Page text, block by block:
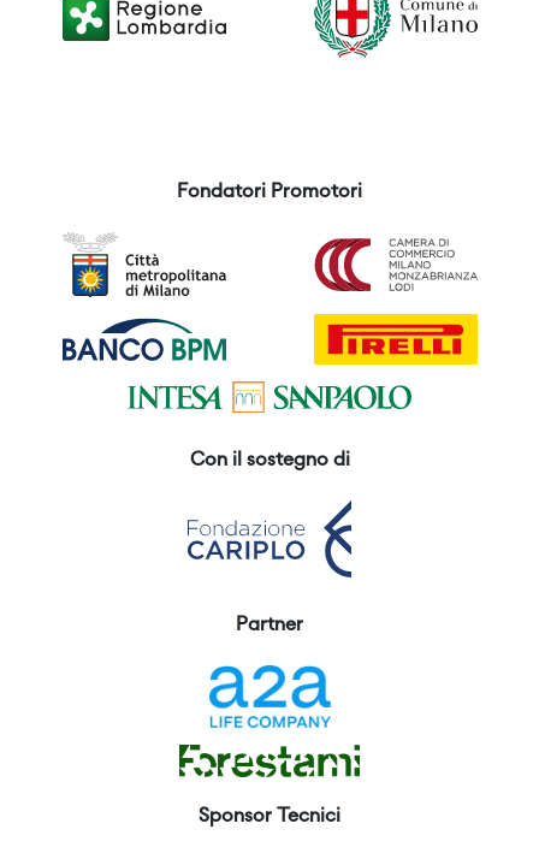
Fondatori Promotori
Con il sostegno di
Partner
Sponsor Tecnici